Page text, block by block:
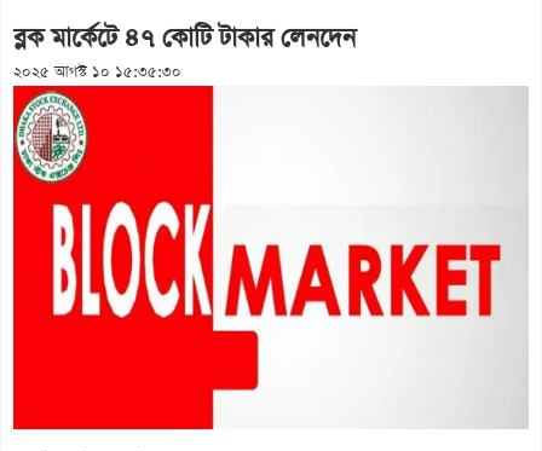
ব্লক মার্কেটে ৪৭ কোটি টাকার লেনদেন
২০২৫ আগস্ট ১০ ১৫:৩৫:৩০